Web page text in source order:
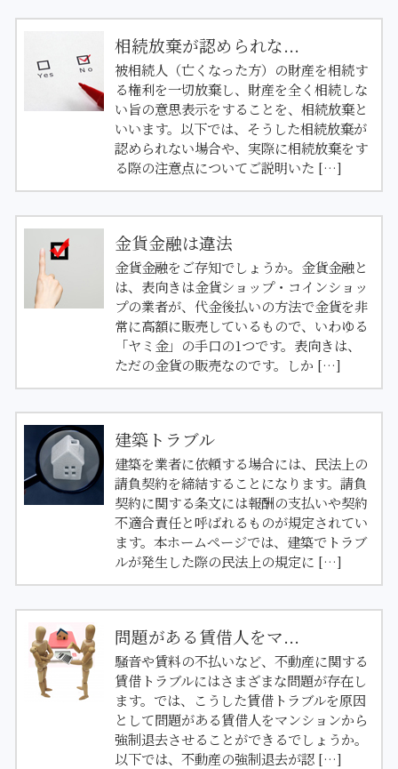
相続放棄が認められな...
被相続人（亡くなった方）の財産を相続す
る権利を一切放棄し、財産を全く相続しな
い旨の意思表示をすることを、相続放棄と
いいます。以下では、そうした相続放棄が
認められない場合や、実際に相続放棄をす
る際の注意点についてご説明いた […]
金貨金融は違法
金貨金融をご存知でしょうか。金貨金融と
は、表向きは金貨ショップ・コインショッ
プの業者が、代金後払いの方法で金貨を非
常に高額に販売しているもので、いわゆる
「ヤミ金」の手口の1つです。表向きは、
ただの金貨の販売なのです。しか […]
建築トラブル
建築を業者に依頼する場合には、民法上の
請負契約を締結することになります。請負
契約に関する条文には報酬の支払いや契約
不適合責任と呼ばれるものが規定されてい
ます。本ホームページでは、建築でトラブ
ルが発生した際の民法上の規定に […]
問題がある賃借人をマ...
騒音や賃料の不払いなど、不動産に関する
賃借トラブルにはさまざまな問題が存在し
ます。では、こうした賃借トラブルを原因
として問題がある賃借人をマンションから
強制退去させることができるでしょうか。
以下では、不動産の強制退去が認 […]